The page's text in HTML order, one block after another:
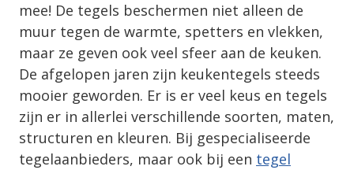
mee! De tegels beschermen niet alleen de
muur tegen de warmte, spetters en vlekken,
maar ze geven ook veel sfeer aan de keuken.
De afgelopen jaren zijn keukentegels steeds
mooier geworden. Er is er veel keus en tegels
zijn er in allerlei verschillende soorten, maten,
structuren en kleuren. Bij gespecialiseerde
tegelaanbieders, maar ook bij een tegel